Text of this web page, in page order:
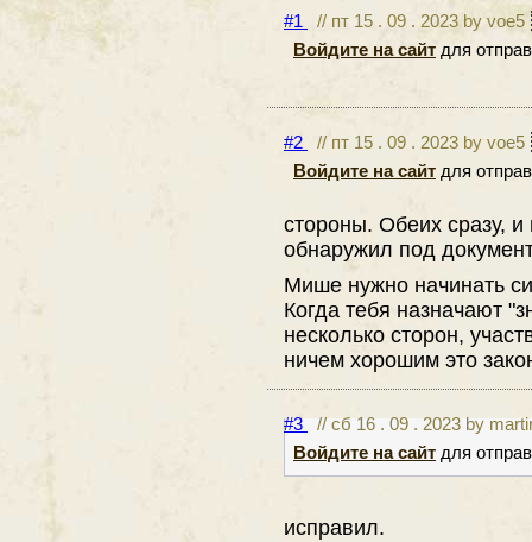
#1
// пт 15 . 09 . 2023 by voe5
Войдите на сайт для
#2
// пт 15 . 09 . 2023 by voe5
Войдите на сайт для
стороны. Обеих сразу,
обнаружил под
Мише нужно начинать
Когда тебя назначают
несколько сторон,
ничем хорошим это
#3// сб 16 . 09 . 2023 by
Войдите на сайт для
исправил.